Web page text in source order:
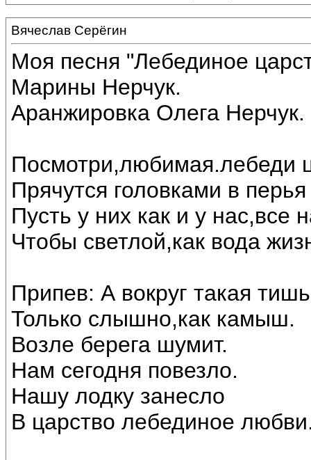
Вячеслав Серёгин
Моя песня "Лебединое
Марины Нерчук.
Аранжировка Олега
Посмотри,любимая.лебеди
Прячутся головками в
Пусть у них как и у нас,все
Чтобы светлой,как вода
Припев: А вокруг такая
Только слышно,как камыш.
Возле берега шумит.
Нам сегодня повезло.
Нашу лодку занесло
В царство лебединое